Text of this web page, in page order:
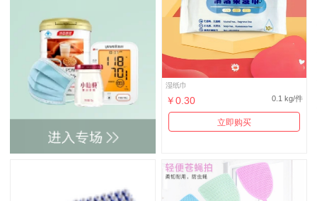
湿纸巾
￥0.30 0.1 kg/件
立即购买